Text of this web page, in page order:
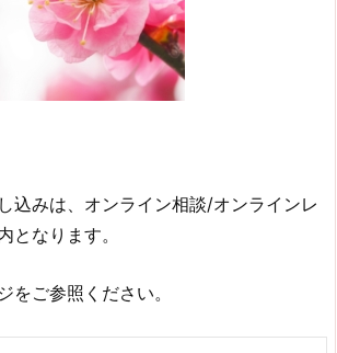
込みは、オンライン相談/オンラインレ
となります。
をご参照ください。